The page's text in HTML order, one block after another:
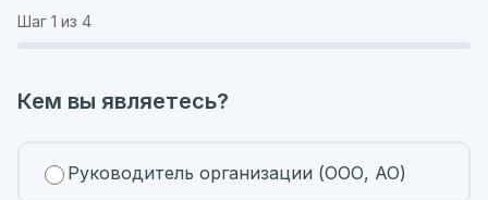
Шаг 1 из 4
Кем вы являетесь?
Руководитель организации (ООО, АО)